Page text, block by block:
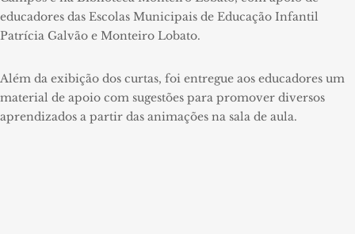
educadores das Escolas Municipais de Educação Infantil
Patrícia Galvão e Monteiro Lobato.
Além da exibição dos curtas, foi entregue aos educadores um
material de apoio com sugestões para promover diversos
aprendizados a partir das animações na sala de aula.